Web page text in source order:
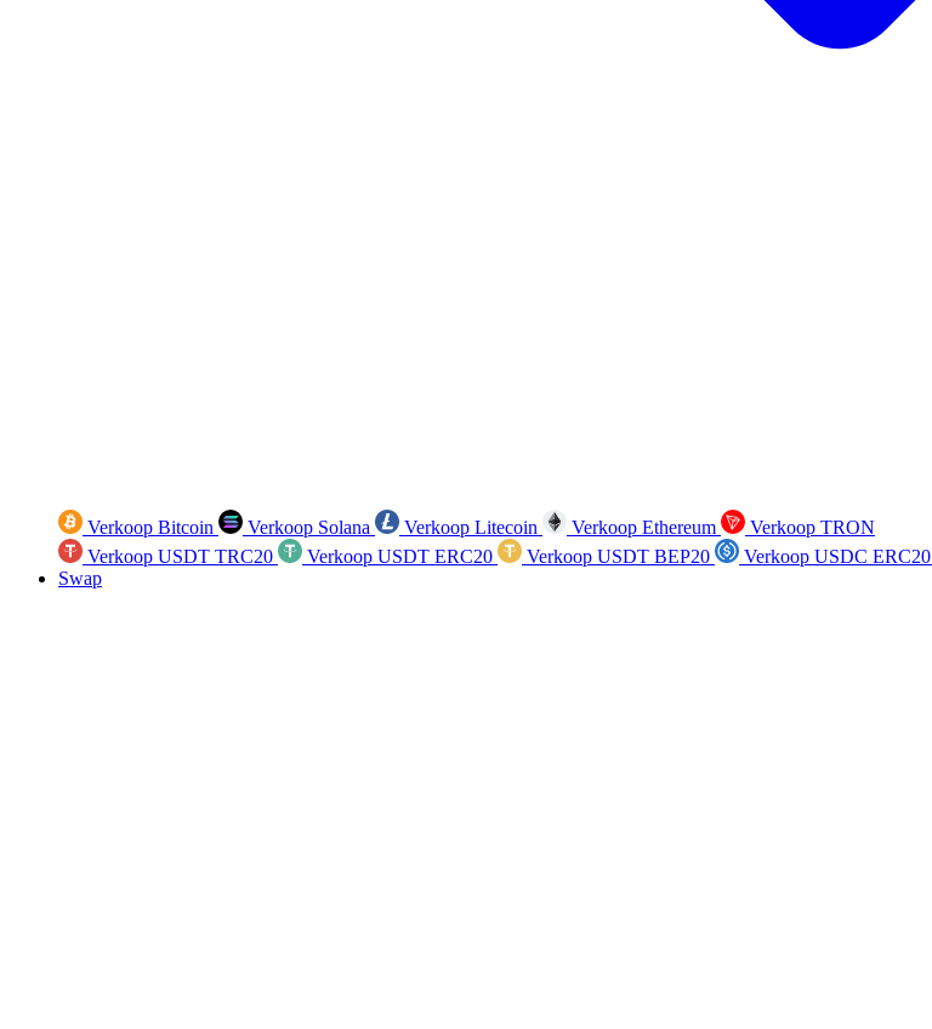
Verkoop Bitcoin Verkoop Solana Verkoop Litecoin Verkoop Ethereum
Verkoop TRON
Verkoop USDT TRC20
Verkoop USDT ERC20 Verkoop USDT BEP20 Verkoop USDC ERC20
Swap